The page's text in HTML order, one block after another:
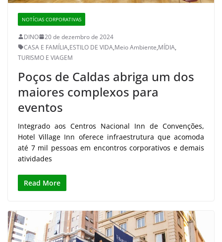
NOTÍCIAS CORPORATIVAS
DINO
20 de dezembro de 2024
CASA E FAMÍLIA,ESTILO DE VIDA,Meio Ambiente,MÍDIA,
TURISMO E VIAGEM
Poços de Caldas abriga um dos
maiores complexos para
eventos
Integrado aos Centros Nacional Inn de Convenções,
Hotel Village Inn oferece infraestrutura que acomoda
até 7 mil pessoas em encontros corporativos e demais
atividades
Read More